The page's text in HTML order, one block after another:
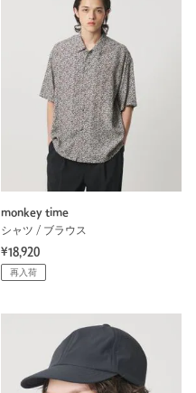
monkey time
シャツ / ブラウス
¥18,920
再入荷